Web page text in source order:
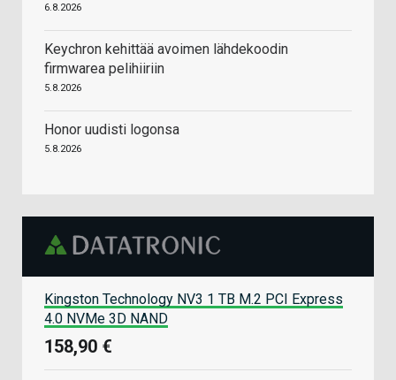
6.8.2026
Keychron kehittää avoimen lähdekoodin
firmwarea pelihiiriin
5.8.2026
Honor uudisti logonsa
5.8.2026
Kingston Technology NV3 1 TB M.2 PCI Express
4.0 NVMe 3D NAND
158,90 €